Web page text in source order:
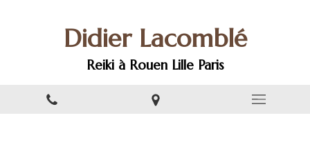
Didier Lacomblé
Reiki à Rouen Lille Paris